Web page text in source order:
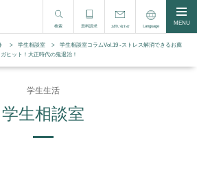
検索 資料請求 お問い合わせ Language MENU
学生相談室
学生相談室コラムVol.19 -ストレス解消できるお薦
ヒット！大正時代の鬼退治！
学生生活
学生相談室